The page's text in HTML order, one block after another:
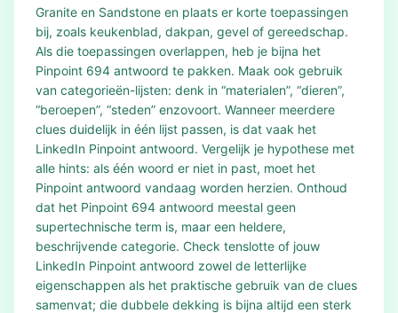
Granite en Sandstone en plaats er korte toepassingen
bij, zoals keukenblad, dakpan, gevel of gereedschap.
Als die toepassingen overlappen, heb je bijna het
Pinpoint 694 antwoord te pakken. Maak ook gebruik
van categorieën-lijsten: denk in “materialen”, “dieren”,
“beroepen”, “steden” enzovoort. Wanneer meerdere
clues duidelijk in één lijst passen, is dat vaak het
LinkedIn Pinpoint antwoord. Vergelijk je hypothese met
alle hints: als één woord er niet in past, moet het
Pinpoint antwoord vandaag worden herzien. Onthoud
dat het Pinpoint 694 antwoord meestal geen
supertechnische term is, maar een heldere,
beschrijvende categorie. Check tenslotte of jouw
LinkedIn Pinpoint antwoord zowel de letterlijke
eigenschappen als het praktische gebruik van de clues
samenvat; die dubbele dekking is bijna altijd een sterk